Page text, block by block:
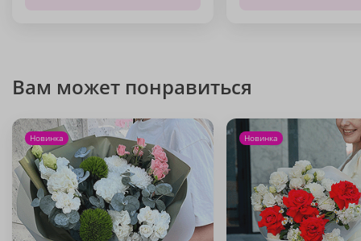
Вам может понравиться
Новинка Новинка